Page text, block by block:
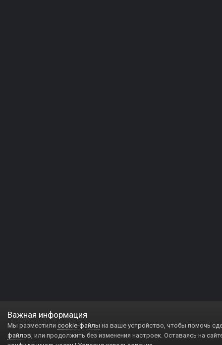
Важная информация
Мы разместили cookie-файлы на ваше устройство, чтобы помочь
файлов, или продолжить без изменения настроек. Оставаясь на